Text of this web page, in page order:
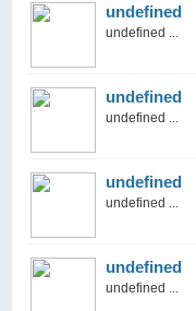
undefined
undefined ...
undefined
undefined ...
undefined
undefined ...
undefined
undefined ...